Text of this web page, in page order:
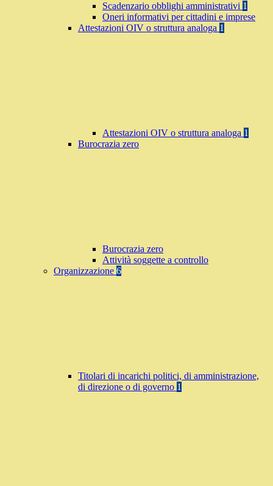
Scadenzario obblighi amministrativi 1
Oneri informativi per cittadini e imprese
Attestazioni OIV o struttura analoga 1
Attestazioni OIV o struttura analoga 1
Burocrazia zero
Burocrazia zero
Attività soggette a controllo
Organizzazione 6
Titolari di incarichi politici, di amministrazione,
di direzione o di governo 1